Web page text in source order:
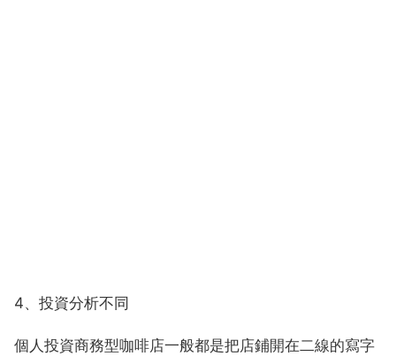
4、投資分析不同
個人投資商務型咖啡店一般都是把店鋪開在二線的寫字